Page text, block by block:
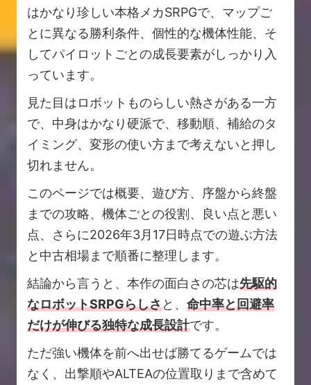
はかなり珍しい本格メカSRPGで、マップご
とに異なる勝利条件、個性的な機体性能、そ
してパイロットごとの成長要素がしっかり入
っています。
見た目はロボットものらしい熱さがある一方
で、中身はかなり硬派で、移動順、補給のタ
イミング、変形の使い方まで考えないと押し
切れません。
このページでは概要、遊び方、序盤から終盤
までの攻略、機体ごとの役割、良い点と悪い
点、さらに2026年3月17日時点での遊ぶ方法
と中古相場まで順番に整理します。
結論から言うと、本作の面白さの芯は先駆的
なロボットSRPGらしさと、 命中率と回避率
だけが伸びる独特な成長設計です。
ただ強い機体を前へ出せば勝てるゲームでは
なく、出撃順やALTEAの位置取りまで含めて